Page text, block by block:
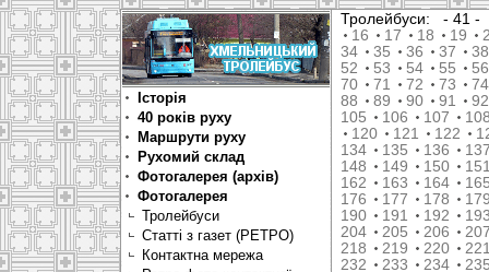
Історія
40 років руху
Маршрути руху
Рухомий склад
Фотогалерея (архів)
Фотогалерея
Тролейбуси
Статті з газет (РЕТРО)
Контактна мережа
Тролейбуси:
- 41
16
17 18 19
34
35 36 37
38
52
53 54 55
56
70
71 72 73
74
88
89 90 91
92
105
106 107
120
121 122
134
135 136
148
149 150
162
163 164
176
177 178
190
191 192
204
205 206
218
219 220
232
233 234